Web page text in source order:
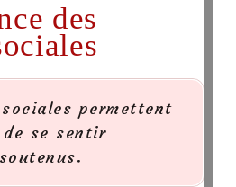
des
permettent
se sentir